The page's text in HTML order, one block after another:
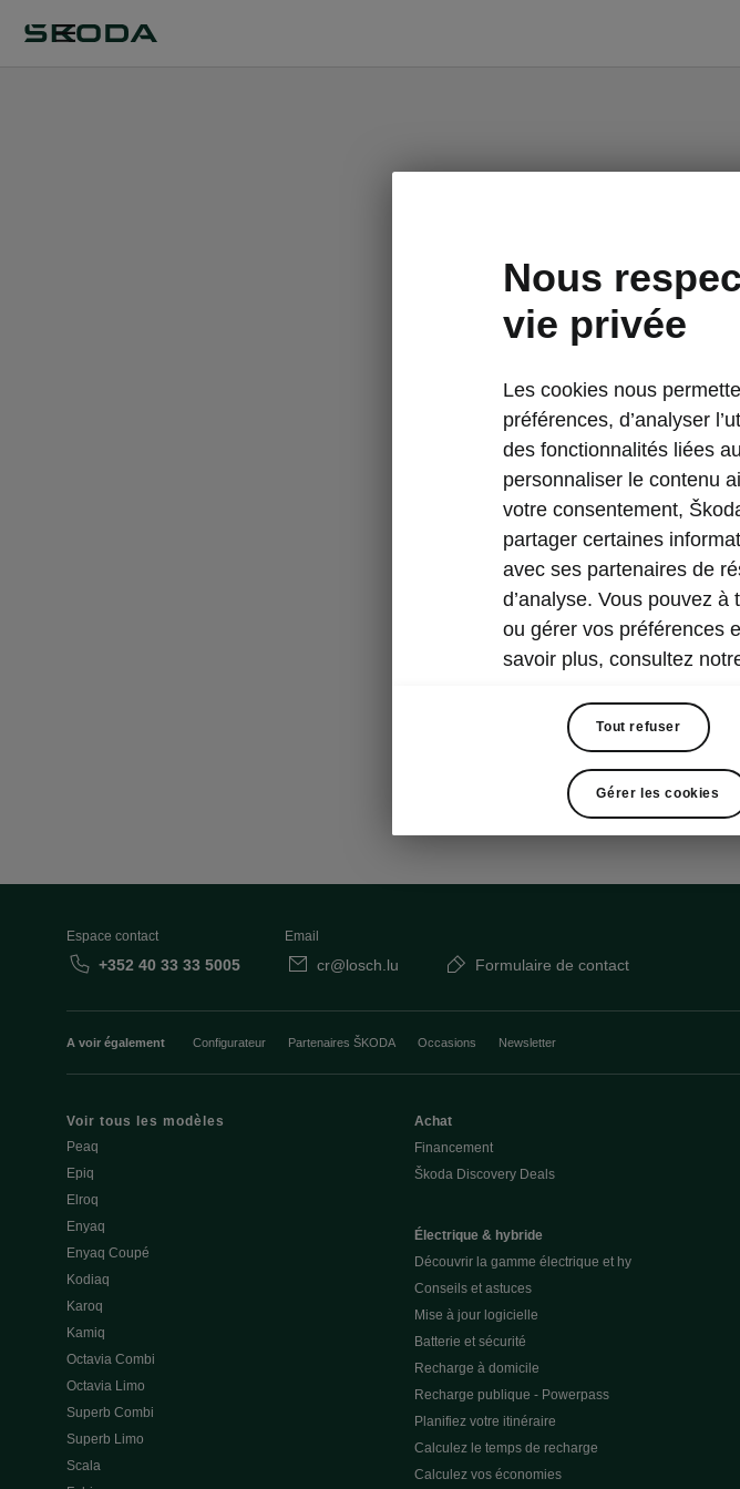
Espace contact
+352 40 33 33 5005
Email
cr@losch.lu Formulaire de contact
A voir également Configurateur Partenaires ŠKODA Occasions Newsletter
Voir tous les modèles
Peaq
Epiq
Elroq
Enyaq
Enyaq Coupé
Kodiaq
Karoq
Kamiq
Octavia Combi
Octavia Limo
Superb Combi
Superb Limo
Scala
Achat
Financement
Škoda Discovery Deals
Électrique & hybride
Découvrir la gamme électrique et hy
Conseils et astuces
Mise à jour logicielle
Batterie et sécurité
Recharge à domicile
Recharge publique - Powerpass
Planifiez votre itinéraire
Calculez le temps de recharge
Calculez vos économies
Nous
vie privée
Les cookies nous
préférences, d’analyser
des fonctionnalités liées
personnaliser le contenu
votre consentement,
partager certaines
avec ses partenaires de
d’analyse. Vous pouvez
ou gérer vos préférences
savoir plus, consultez
Tout refuser
Gérer les cookies